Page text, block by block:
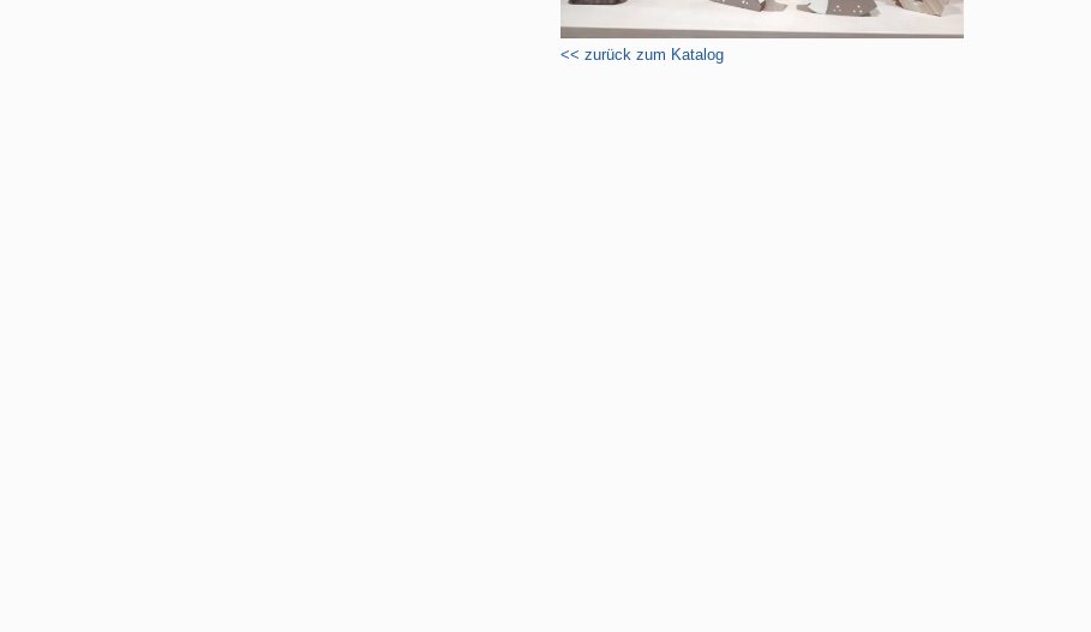
<< zurück zum Katalog